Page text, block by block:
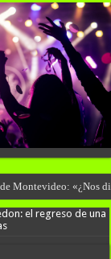
Montevideo: «¿Nos
el regreso de una